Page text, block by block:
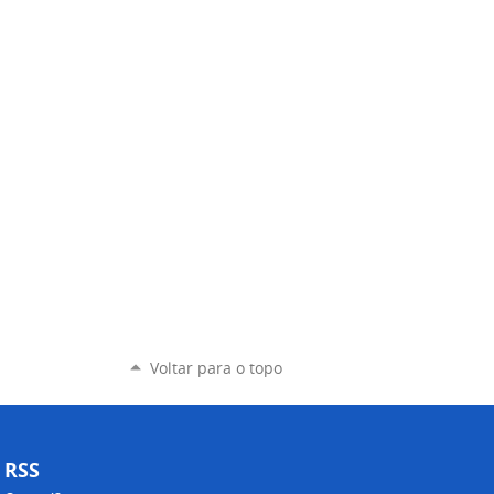
Voltar para o topo
RSS